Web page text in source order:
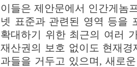
이들은 제안문에서 인간게놈
넷 표준과 관련된 영역 등을
확대하기 위한 최근의 여러
재산권의 보호 없이도 현재
과들을 거두고 있으며, 새로